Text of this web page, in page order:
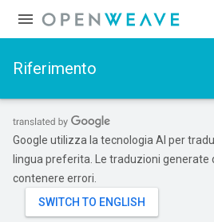
Riferimento
Google utilizza la tecnologia AI per
lingua preferita. Le traduzioni generate
contenere errori.